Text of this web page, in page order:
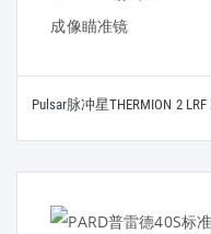
Pulsar脉冲星THERMION 2